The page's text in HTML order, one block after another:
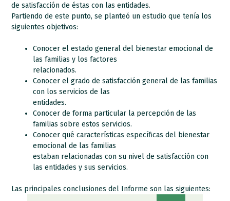
de satisfacción de éstas con las entidades.
Partiendo de este punto, se planteó un estudio que tenía los
siguientes objetivos:
Conocer el estado general del bienestar emocional de
las familias y los factores
relacionados.
Conocer el grado de satisfacción general de las familias
con los servicios de las
entidades.
Conocer de forma particular la percepción de las
familias sobre estos servicios.
Conocer qué características específicas del bienestar
emocional de las familias
estaban relacionadas con su nivel de satisfacción con
las entidades y sus servicios.
Las principales conclusiones del Informe son las siguientes: